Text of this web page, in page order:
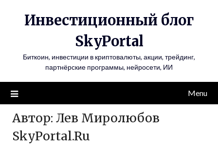
Инвестиционный блог
SkyPortal
Биткоин, инвестиции в криптовалюты, акции, трейдинг,
партнёрские программы, нейросети, ИИ
Menu
Автор: Лев Миролюбов
SkyPortal.Ru